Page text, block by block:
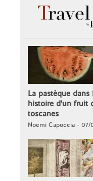
La pastèque
histoire d'un fruit
toscanes
Noemi Capoccia - 07/